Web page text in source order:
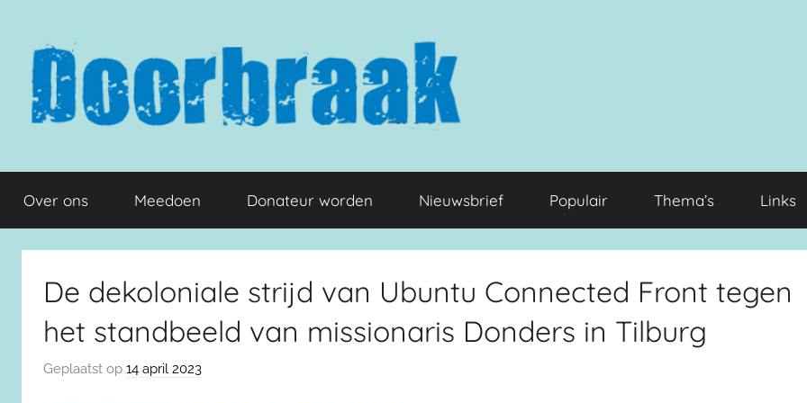
inhoud
springen
Doorbraak.eu
Over ons Meedoen Donateur worden Nieuwsbrief Populair Thema’s Links
De dekoloniale strijd van Ubuntu Connected Front tegen
het standbeeld van missionaris Donders in Tilburg
Geplaatst op 14 april 2023